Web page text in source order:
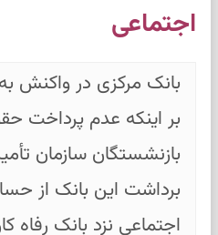
اجتماعی
بانک مرکزی در واکنش
بر اینکه عدم پرداخت
بازنشستگان سازمان
برداشت این بانک از
اجتماعی نزد بانک رفاه